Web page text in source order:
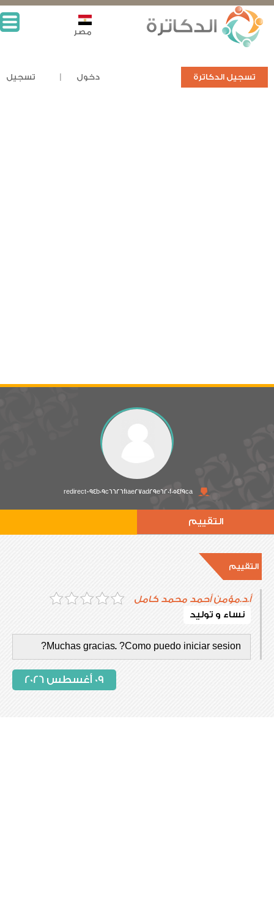
تسجيل الدكاترة دخول تسجيل
مصر
redirect-94b09c6626f1ae27ad29e620f054f9ca
التقييم
التقييم
أ.د.مؤمن أحمد محمد كامل
نساء و توليد
Muchas gracias. ?Como puedo iniciar sesion?
09 أغسطس 2026